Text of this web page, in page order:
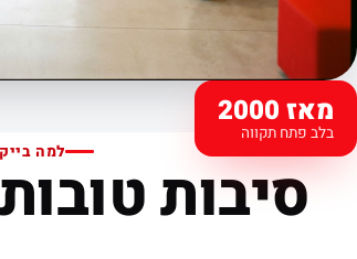
מאז 2000
בלב פתח תקווה
למה סיבות